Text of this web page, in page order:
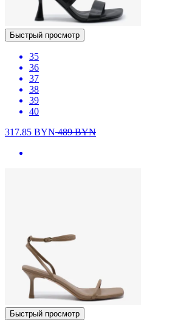
Быстрый просмотр
35
36
37
38
39
40
317.85 BYN489BYN
Быстрый просмотр